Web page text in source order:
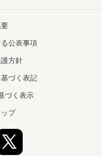
公表事項
方針
づく表記
づく表示
プ